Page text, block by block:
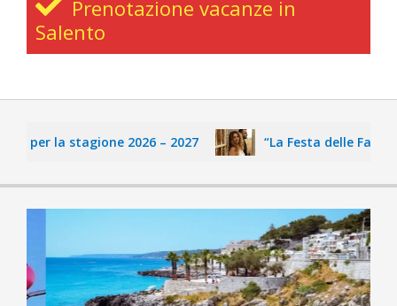
Prenotazione vacanze in
Salento
per la stagione 2026 – 2027 “La Festa delle Fate” di